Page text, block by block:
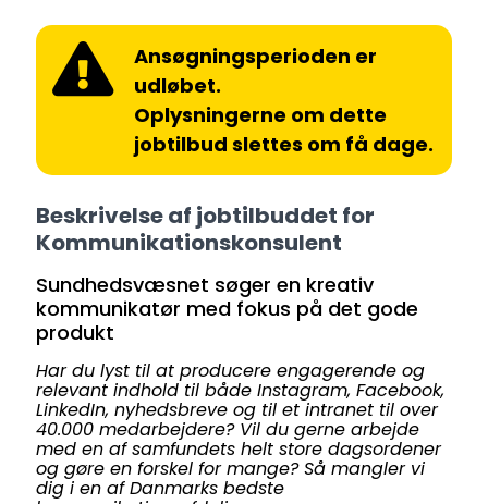
Ansøgningsperioden er
udløbet.
Oplysningerne om dette
jobtilbud slettes om få dage.
Beskrivelse af jobtilbuddet for
Kommunikationskonsulent
Sundhedsvæsnet søger en kreativ
kommunikatør med fokus på det gode
produkt
Har du lyst til at producere engagerende og
relevant indhold til både Instagram, Facebook,
LinkedIn, nyhedsbreve og til et intranet til over
40.000 medarbejdere? Vil du gerne arbejde
med en af samfundets helt store dagsordener
og gøre en forskel for mange? Så mangler vi
dig i en af Danmarks bedste